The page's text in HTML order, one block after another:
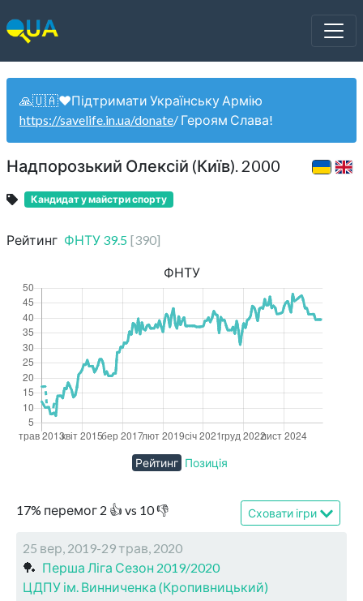
🙏🇺🇦❤️Підтримати Українську Армію
https://savelife.in.ua/donate/ Героям Слава!
Надпорозький Олексій (Київ). 2000
Кандидат у майстри спорту
Рейтинг ФНТУ 39.5 [390]
17% перемог 2 👍 vs 10👎 Сховати ігри
25 вер, 2019-29 трав, 2020
🏓 Перша Ліга Сезон 2019/2020
ЦДПУ ім. Винниченка (Кропивницький)
ФНТУ
Рейтинг Позиція